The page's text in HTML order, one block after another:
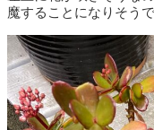
魔することになりそうで